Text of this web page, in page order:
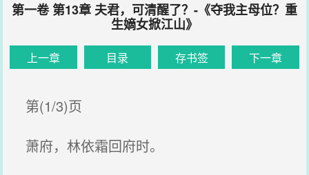
第一卷 第13章 夫君，可清醒了？-《夺我主母位？重
生嫡女掀江山》
上一章 目录 存书签 下一章
第(1/3)页
萧府，林依霜回府时。